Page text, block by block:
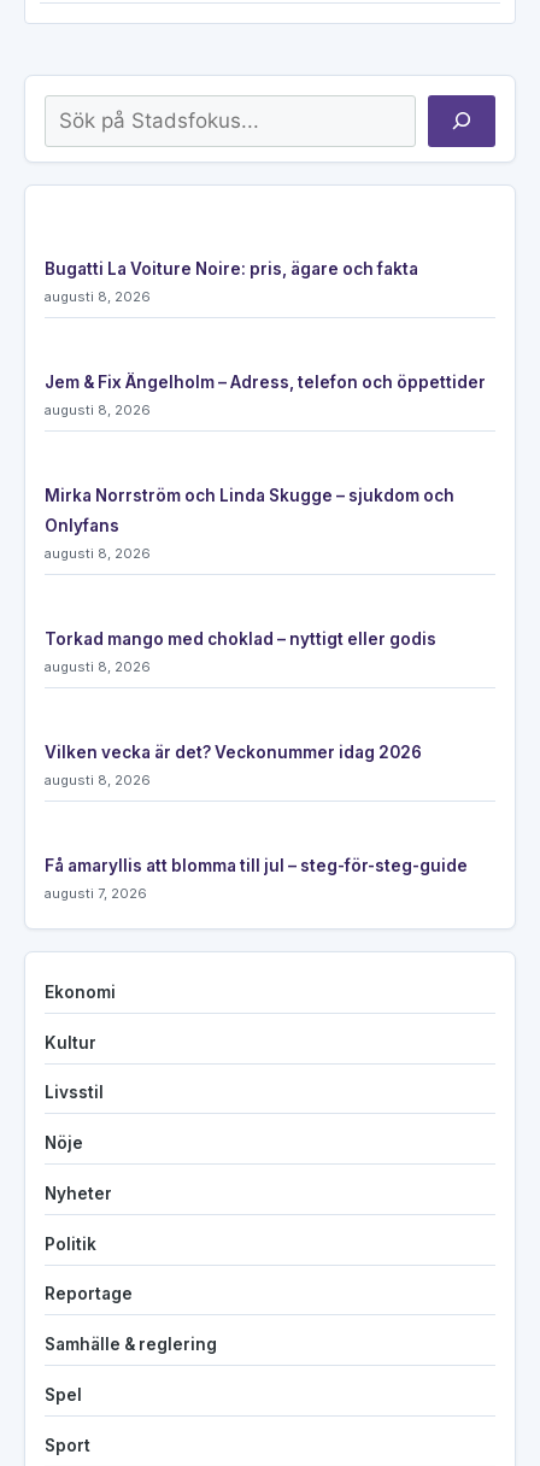
Sök
Bugatti La Voiture Noire: pris, ägare och fakta
augusti 8, 2026
Jem & Fix Ängelholm – Adress, telefon och öppettider
augusti 8, 2026
Mirka Norrström och Linda Skugge – sjukdom och
Onlyfans
augusti 8, 2026
Torkad mango med choklad – nyttigt eller godis
augusti 8, 2026
Vilken vecka är det? Veckonummer idag 2026
augusti 8, 2026
Få amaryllis att blomma till jul – steg-för-steg-guide
augusti 7, 2026
Ekonomi
Kultur
Livsstil
Nöje
Nyheter
Politik
Reportage
Samhälle & reglering
Spel
Sport